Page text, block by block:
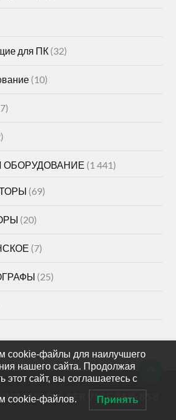
для ПК (32)
(10)
ОБОРУДОВАНИЕ (1 441)
(69)
(20)
(7)
(25)
SHOP & SERVICE 258-858
cookie-файлы для наилучшего
нашего сайта. Продолжая
этот сайт, вы соглашаетесь с
cookie-файлов. Принять